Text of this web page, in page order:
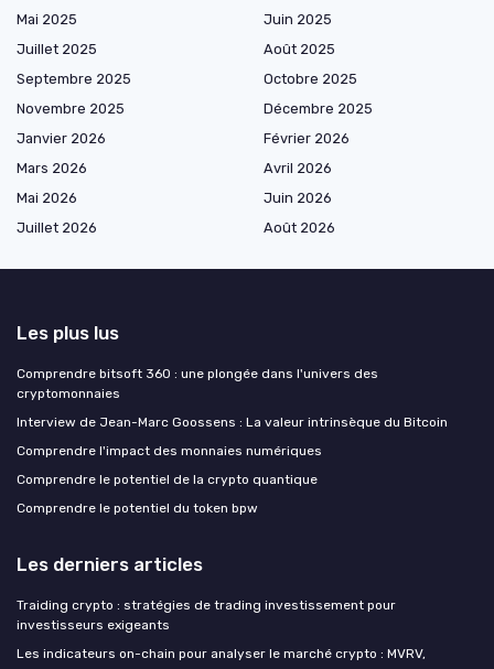
Mai 2025
Juin 2025
Juillet 2025
Août 2025
Septembre 2025
Octobre 2025
Novembre 2025
Décembre 2025
Janvier 2026
Février 2026
Mars 2026
Avril 2026
Mai 2026
Juin 2026
Juillet 2026
Août 2026
Les plus lus
Comprendre bitsoft 360 : une plongée dans l'univers des
cryptomonnaies
Interview de Jean-Marc Goossens : La valeur intrinsèque du Bitcoin
Comprendre l'impact des monnaies numériques
Comprendre le potentiel de la crypto quantique
Comprendre le potentiel du token bpw
Les derniers articles
Traiding crypto : stratégies de trading investissement pour
investisseurs exigeants
Les indicateurs on-chain pour analyser le marché crypto : MVRV,